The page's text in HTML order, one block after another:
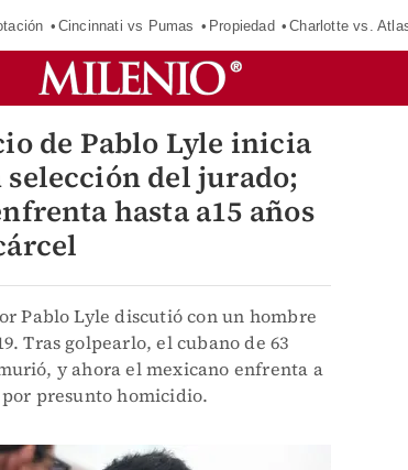
Cincinnati vs Pumas Propiedad Charlotte vs.
de Pablo Lyle inicia
selección del jurado;
hasta a15 años
Pablo Lyle discutió con un hombre
Tras golpearlo, el cubano de 63
y ahora el mexicano enfrenta a
presunto homicidio.